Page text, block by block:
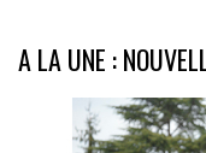
A LA UNE :